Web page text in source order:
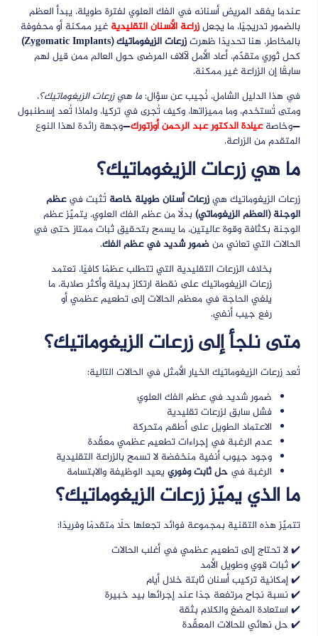
عندما يفقد المريض أسنانه في الفك العلوي لفترة طويلة، يبدأ العظم
بالضمور تدريجيًا، ما يجعلزراعة الأسنان التقليدية غير ممكنة أو محفوفة
بالمخاطر. هنا تحديدًا ظهرتزرعات الزيغوماتيك (Zygomatic Implants)
كحل ثوري متقدّم، أعاد الأمل لآلاف المرضى حول العالم ممن قيل لهم
سابقًا إن الزراعة غير ممكنة.
في هذا الدليل الشامل، نُجيب عن سؤال:ما هي زرعات الزيغوماتيك؟،
ومتى تُستخدم، وما مميزاتها، وكيف تُجرى في تركيا، ولماذا تُعد إسطنبول
—وخاصةعيادة الدكتور عبد الرحمن أوزتورك—وجهة رائدة لهذا النوع
المتقدم من الزراعة.
ما هي زرعات الزيغوماتيك؟
زرعات الزيغوماتيك هيزرعات أسنان طويلة خاصة تُثبت فيعظم
الوجنة (العظم الزيغوماتي) بدلًا من عظم الفك العلوي. يتميّز عظم
الوجنة بكثافة وقوة عاليتين، ما يسمح بتحقيق ثبات ممتاز حتى في
الحالات التي تعاني منضمور شديد في عظم الفك.
بخلاف الزرعات التقليدية التي تتطلب عظمًا كافيًا، تعتمد
زرعات الزيغوماتيك على نقطة ارتكاز بديلة وأكثر صلابة، ما
يلغي الحاجة في معظم الحالات إلى تطعيم عظمي أو
رفع جيب أنفي.
متى نلجأ إلى زرعات الزيغوماتيك؟
تُعد زرعات الزيغوماتيك الخيار الأمثل في الحالات التالية:
ضمور شديد في عظم الفك العلوي
فشل سابق لزرعات تقليدية
الاعتماد الطويل على أطقم متحركة
عدم الرغبة في إجراءات تطعيم عظمي معقّدة
وجود جيوب أنفية منخفضة لا تسمح بالزراعة التقليدية
الرغبة في حل ثابت وفوري يعيد الوظيفة والابتسامة
ما الذي يميّز زرعات الزيغوماتيك؟
تتميّز هذه التقنية بمجموعة فوائد تجعلها حلًا متقدمًا وفريدًا:
✔️ لا تحتاج إلى تطعيم عظمي في أغلب الحالات
✔️ ثبات قوي وطويل الأمد
✔️ إمكانية تركيب أسنان ثابتة خلال أيام
✔️ نسبة نجاح مرتفعة جدًا عند إجرائها بيد خبيرة
✔️ استعادة المضغ والكلام بثقة
✔️ حل نهائي للحالات المعقّدة